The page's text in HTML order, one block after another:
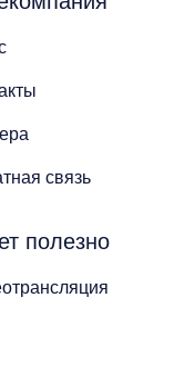
связь
полезно